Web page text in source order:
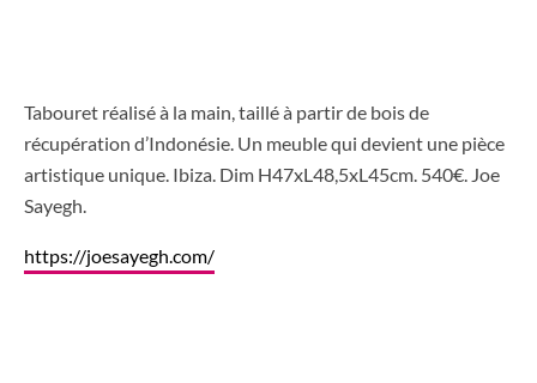
Tabouret réalisé à la main, taillé à partir de bois de
récupération d’Indonésie. Un meuble qui devient une pièce
artistique unique. Ibiza. Dim H47xL48,5xL45cm. 540€. Joe
Sayegh.
https://joesayegh.com/